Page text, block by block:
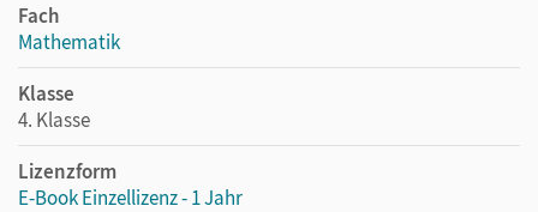
Fach
Mathematik
Klasse
4. Klasse
Lizenzform
E-Book Einzellizenz - 1 Jahr